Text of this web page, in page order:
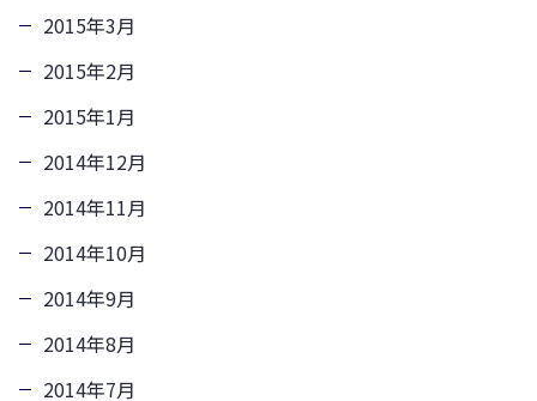
2015年3月
2015年2月
2015年1月
2014年12月
2014年11月
2014年10月
2014年9月
2014年8月
2014年7月